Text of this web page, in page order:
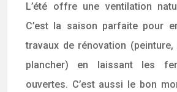
L’été offre une ventilation
C’est la saison parfaite pour
travaux de rénovation
plancher) en laissant les
ouvertes. C’est aussi le bon